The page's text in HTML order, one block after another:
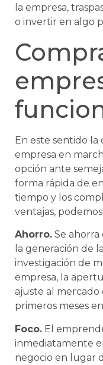
la empresa,
o invertir en algo
En este sentido
empresa en
opción ante
forma rápida de
tiempo y los
ventajas,
Ahorro. Se
la generación de
investigación de
empresa, la
ajuste al
primeros meses
Foco. El
inmediatamente
negocio en lugar